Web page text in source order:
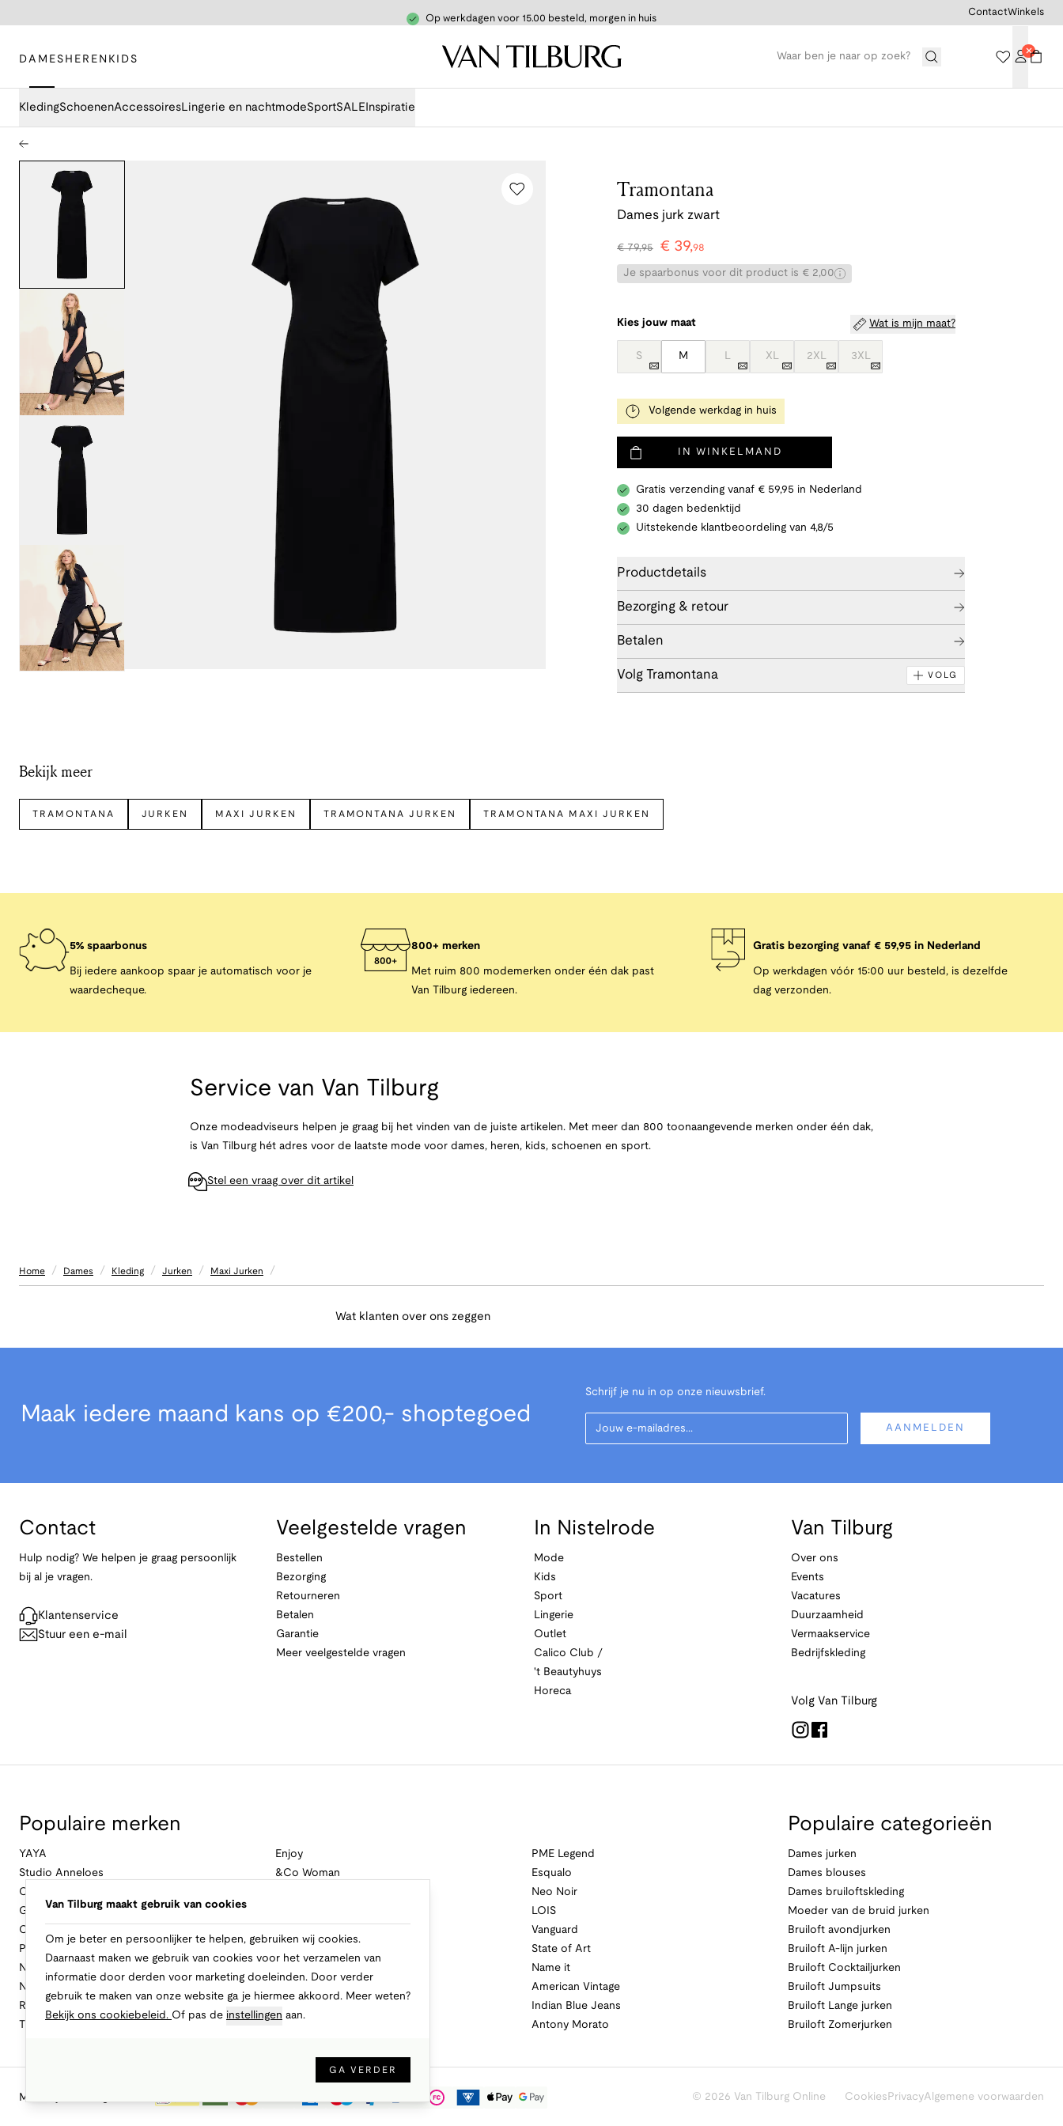
Op werkdagen voor 15.00 besteld, morgen in huis
DAMES HEREN KIDS
KledingSchoenenAccessoiresLingerie en nachtmodeSportSALE Inspiratie
ContactWinkels
Tramontana
Dames jurk zwart
€79,95 € 39,98
Je spaarbonus voor dit product is € 2,00
Kies jouw maat Wat is mijn maat?
S M L XL 2XL 3XL
Volgende werkdag in huis
IN WINKELMAND
Gratis verzending vanaf € 59,95 in Nederland
30 dagen bedenktijd
Uitstekende klantbeoordeling van 4,8/5
Productdetails
Bezorging & retour
Betalen
Volg Tramontana VOLG
Bekijk meer
TRAMONTANA JURKEN MAXI JURKEN TRAMONTANA JURKEN TRAMONTANA MAXI JURKEN
5% spaarbonus
Bij iedere aankoop spaar je automatisch voor je
waardecheque.
800+ merken
Met ruim 800 modemerken onder één dak past
Van Tilburg iedereen.
Gratis bezorging vanaf € 59,95 in Nederland
Op werkdagen vóór 15:00 uur besteld, is dezelfde
dag verzonden.
Service van Van Tilburg
Onze modeadviseurs helpen je graag bij het vinden van de juiste artikelen. Met meer dan 800 toonaangevende merken onder één dak,
is Van Tilburg hét adres voor de laatste mode voor dames, heren, kids, schoenen en sport.
Stel een vraag over dit artikel
Home / Dames / Kleding / Jurken / Maxi Jurken /
Wat klanten over ons zeggen
Maak iedere maand kans op €200,- shoptegoed
Schrijf je nu in op onze nieuwsbrief.
Your Email
AANMELDEN
Contact
Hulp nodig? We helpen je graag persoonlijk
bij al je vragen.
Klantenservice
Stuur een e-mail
Veelgestelde vragen
Bestellen
Bezorging
Retourneren
Betalen
Garantie
Meer veelgestelde vragen
In Nistelrode
Mode
Kids
Sport
Lingerie
Outlet
Calico Club /
't Beautyhuys
Horeca
Van Tilburg
Over ons
Events
Vacatures
Duurzaamheid
Vermaakservice
Bedrijfskleding
Volg Van Tilburg
Populaire merken
YAYA
Studio Anneloes
Cambio
Geisha
Cast Iron
Profuomo
No Excess
New Balance
Rinascimento
Tramontana
Enjoy
&Co Woman
PME Legend
Esqualo
Neo Noir
LOIS
Vanguard
State of Art
Name it
American Vintage
Indian Blue Jeans
Antony Morato
Populaire categorieën
Dames jurken
Dames blouses
Dames bruiloftskleding
Moeder van de bruid jurken
Bruiloft avondjurken
Bruiloft A-lijn jurken
Bruiloft Cocktailjurken
Bruiloft Jumpsuits
Bruiloft Lange jurken
Bruiloft Zomerjurken
Makkelijk en veilig betalen © 2026 Van Tilburg Online Cookies PrivacyAlgemene voorwaarden
Van Tilburg maakt gebruik van cookies
Om je beter en persoonlijker te helpen, gebruiken wij cookies.
Daarnaast maken we gebruik van cookies voor het verzamelen van
informatie door derden voor marketing doeleinden. Door verder
gebruik te maken van onze website ga je hiermee akkoord. Meer weten?
Bekijk ons cookiebeleid. Of pas de instellingen aan.
GA VERDER